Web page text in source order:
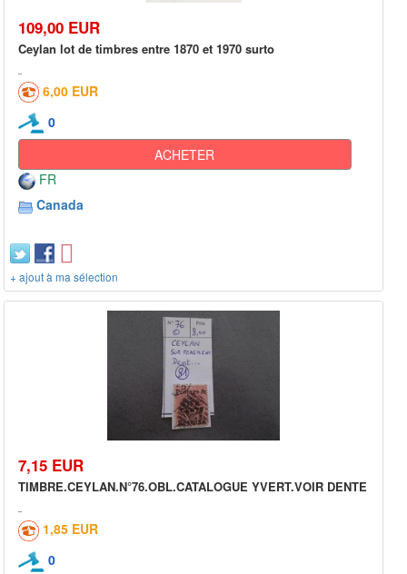
109,00 EUR
Ceylan lot de timbres entre 1870 et 1970 surto
6,00 EUR
0
ACHETER
FR
Canada
+ ajout à ma sélection
7,15 EUR
TIMBRE.CEYLAN.N°76.OBL.CATALOGUE YVERT.VOIR DENTE
1,85 EUR
0